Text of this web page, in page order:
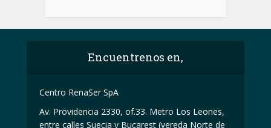
Encuentrenos en,
Centro RenaSer SpA
Av. Providencia 2330, of.33. Metro Los Leones,
entre calles Suecia y Bucarest (vereda Norte de